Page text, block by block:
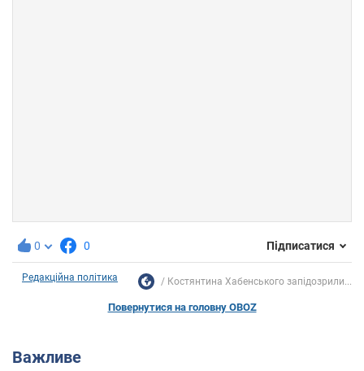
0 0 Підписатися
Редакційна політика Костянтина Хабенського запідозрили...
Повернутися на головну OBOZ
Важливе